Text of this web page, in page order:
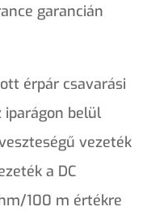
garancián
érpár csavarási
belül
vezeték
a DC
100 m értékre